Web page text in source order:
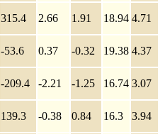
315.4 2.66 1.91 18.94 4.71
-53.6 0.37 -0.32 19.38 4.37
-209.4 -2.21 -1.25 16.74 3.07
139.3 -0.38 0.84 16.3 3.94